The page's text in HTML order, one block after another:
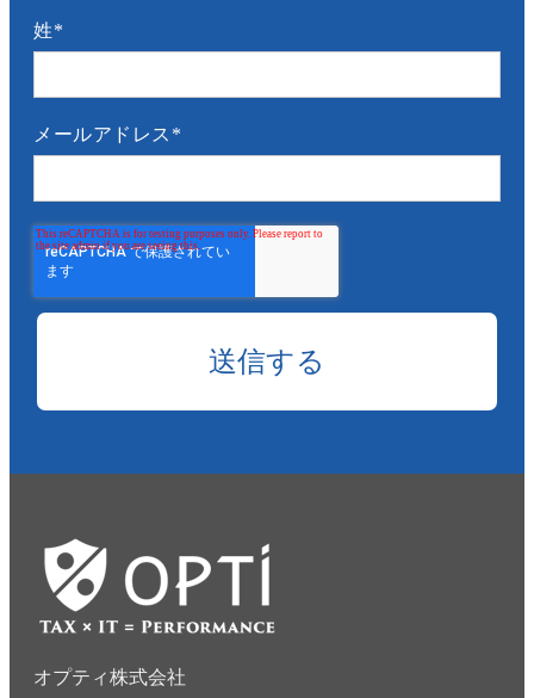
姓*
メールアドレス *
オプティ株式会社